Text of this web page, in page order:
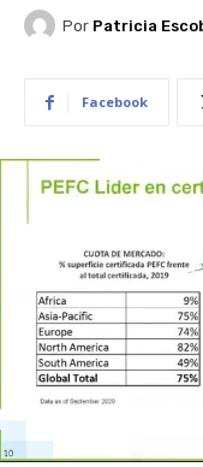
Por Patricia
Facebook